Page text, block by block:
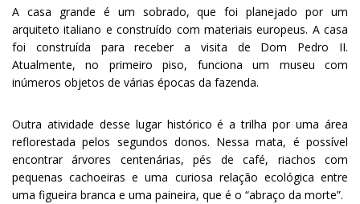
A casa grande é um sobrado, que foi planejado por um
arquiteto italiano e construído com materiais europeus. A casa
foi construída para receber a visita de Dom Pedro II.
Atualmente, no primeiro piso, funciona um museu com
inúmeros objetos de várias épocas da fazenda.
Outra atividade desse lugar histórico é a trilha por uma área
reflorestada pelos segundos donos. Nessa mata, é possível
encontrar árvores centenárias, pés de café, riachos com
pequenas cachoeiras e uma curiosa relação ecológica entre
uma figueira branca e uma paineira, que é o “abraço da morte”.